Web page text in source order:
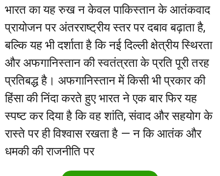
भारत का यह रुख न केवल पाकिस्तान के आतंकवाद
प्रायोजन पर अंतरराष्ट्रीय स्तर पर दबाव बढ़ाता है,
बल्कि यह भी दर्शाता है कि नई दिल्ली क्षेत्रीय स्थिरता
और अफगानिस्तान की स्वतंत्रता के प्रति पूरी तरह
प्रतिबद्ध है। अफगानिस्तान में किसी भी प्रकार की
हिंसा की निंदा करते हुए भारत ने एक बार फिर यह
स्पष्ट कर दिया है कि वह शांति, संवाद और सहयोग के
रास्ते पर ही विश्वास रखता है — न कि आतंक और
धमकी की राजनीति पर